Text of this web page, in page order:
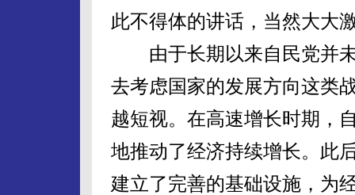
此不得体的讲话，当然大大
由于长期以来自民党并未
去考虑国家的发展方向这类
越短视。在高速增长时期，
地推动了经济持续增长。此
建立了完善的基础设施，为